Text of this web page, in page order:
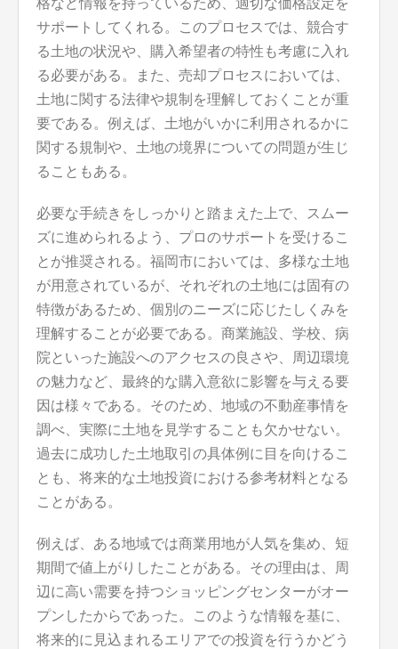
格など情報を持っているため、適切な価格設定を
サポートしてくれる。このプロセスでは、競合す
る土地の状況や、購入希望者の特性も考慮に入れ
る必要がある。また、売却プロセスにおいては、
土地に関する法律や規制を理解しておくことが重
要である。例えば、土地がいかに利用されるかに
関する規制や、土地の境界についての問題が生じ
ることもある。
必要な手続きをしっかりと踏まえた上で、スムー
ズに進められるよう、プロのサポートを受けるこ
とが推奨される。福岡市においては、多様な土地
が用意されているが、それぞれの土地には固有の
特徴があるため、個別のニーズに応じたしくみを
理解することが必要である。商業施設、学校、病
院といった施設へのアクセスの良さや、周辺環境
の魅力など、最終的な購入意欲に影響を与える要
因は様々である。そのため、地域の不動産事情を
調べ、実際に土地を見学することも欠かせない。
過去に成功した土地取引の具体例に目を向けるこ
とも、将来的な土地投資における参考材料となる
ことがある。
例えば、ある地域では商業用地が人気を集め、短
期間で値上がりしたことがある。その理由は、周
辺に高い需要を持つショッピングセンターがオー
プンしたからであった。このような情報を基に、
将来的に見込まれるエリアでの投資を行うかどう